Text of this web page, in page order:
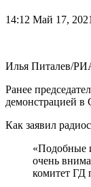
14:12 Май 17, 2021
Илья Питалев/
Ранее
демонстрацией
Как заявил
«Подобные
очень
комитет ГД